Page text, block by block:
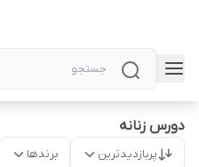
دورس زنانه
پربازدیدترین برندها